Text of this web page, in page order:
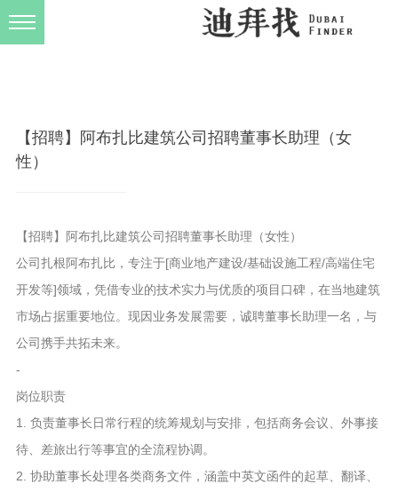
【招聘】阿布扎比建筑公司招聘董事长助理（女
性）
【招聘】阿布扎比建筑公司招聘董事长助理（女性）
公司扎根阿布扎比，专注于[商业地产建设/基础设施工程/高端住宅
开发等]领域，凭借专业的技术实力与优质的项目口碑，在当地建筑
市场占据重要地位。现因业务发展需要，诚聘董事长助理一名，与
公司携手共拓未来。
-
岗位职责
1. 负责董事长日常行程的统筹规划与安排，包括商务会议、外事接
待、差旅出行等事宜的全流程协调。
2. 协助董事长处理各类商务文件，涵盖中英文函件的起草、翻译、